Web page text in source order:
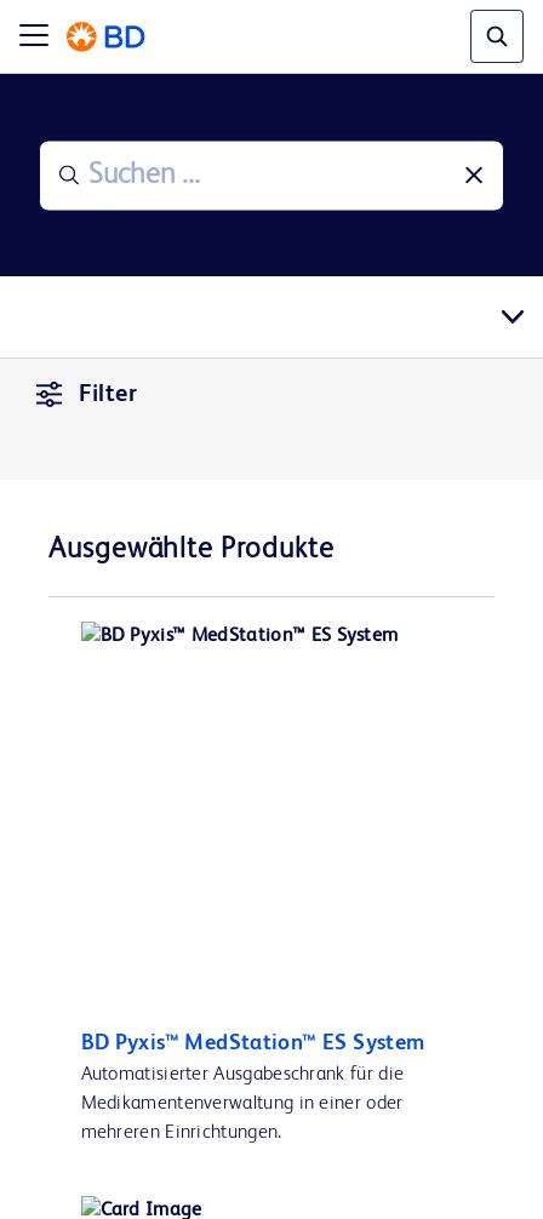
Filter
Ausgewählte Produkte
BD Pyxis™ MedStation™ ES System
Automatisierter Ausgabeschrank für die
Medikamentenverwaltung in einer oder
mehreren Einrichtungen.